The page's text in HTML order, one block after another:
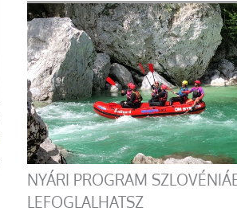
NYÁRI PROGRAM
LEFOGLALHATSZ